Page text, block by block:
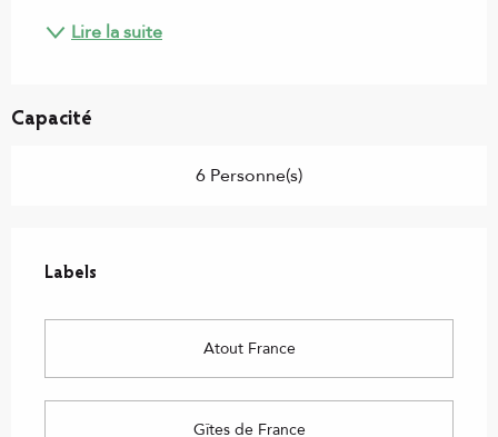
Lire la suite
Capacité
6 Personne(s)
Labels
Labels
Atout France
Gîtes de France